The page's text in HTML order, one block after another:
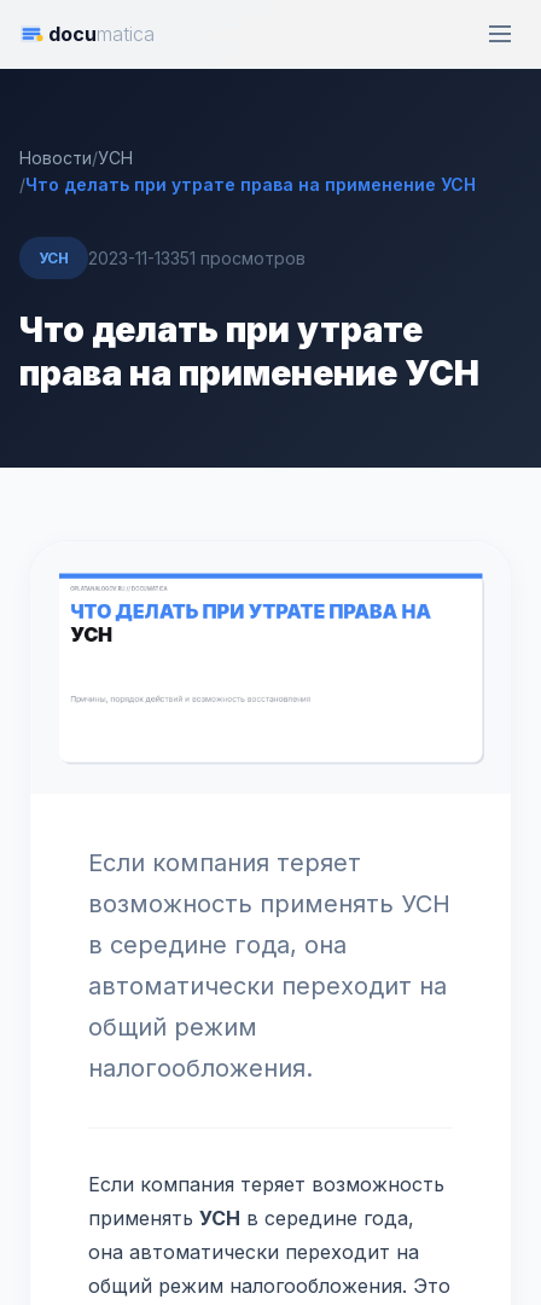
documatica
Новости/УСН
/Что делать при утрате права на применение УСН
УСН 2023-11-13351 просмотров
Что делать при утрате
права на применение УСН
Если компания теряет
возможность применять УСН
в середине года, она
автоматически переходит на
общий режим
налогообложения.
Если компания теряет возможность
применять УСН в середине года,
она автоматически переходит на
общий режим налогообложения. Это